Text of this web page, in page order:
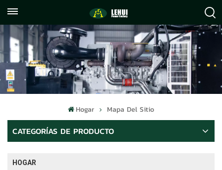
059122071372
info@lehuipowerfactory.com
Hogar Mapa Del Sitio
CATEGORÍAS DE PRODUCTO
HOGAR